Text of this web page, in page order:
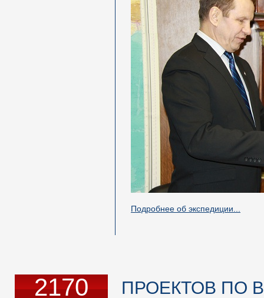
Подробнее об экспедиции...
2170 ПРОЕКТОВ ПО